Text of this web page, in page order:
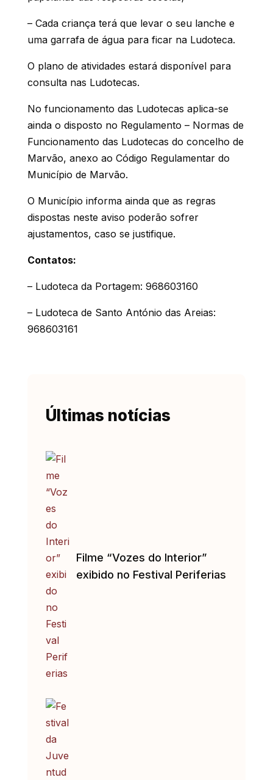
– Cada criança terá que levar o seu lanche e
uma garrafa de água para ficar na Ludoteca.
O plano de atividades estará disponível para
consulta nas Ludotecas.
No funcionamento das Ludotecas aplica-se
ainda o disposto no Regulamento – Normas de
Funcionamento das Ludotecas do concelho de
Marvão, anexo ao Código Regulamentar do
Município de Marvão.
O Município informa ainda que as regras
dispostas neste aviso poderão sofrer
ajustamentos, caso se justifique.
Contatos:
– Ludoteca da Portagem: 968603160
– Ludoteca de Santo António das Areias:
968603161
Últimas notícias
Filme “Vozes do Interior”
exibido no Festival Periferias